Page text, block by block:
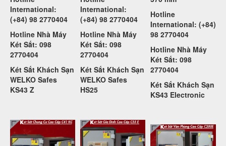
International:
(+84) 98 2770404
Hotline Nhà Máy
Két Sắt: 098
2770404
Két Sắt Khách Sạn
WELKO Safes
KS43 Z
International:
(+84) 98 2770404
Hotline Nhà Máy
Két Sắt: 098
2770404
Két Sắt Khách Sạn
WELKO Safes
HS25
Hotline
International: (+84)
98 2770404
Hotline Nhà Máy
Két Sắt: 098
2770404
Két Sắt Khách Sạn
KS43 Electronic